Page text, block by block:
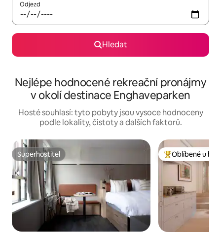
Odjezd
Hledat
Nejlépe hodnocené rekreační pronájmy
v okolí destinace Enghaveparken
Hosté souhlasí: tyto pobyty jsou vysoce hodnoceny
podle lokality, čistoty a dalších faktorů.
Superhostitel
Superhostitel Nejlepší v
Oblíbené u